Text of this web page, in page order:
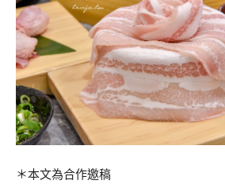
＊本文為合作邀稿